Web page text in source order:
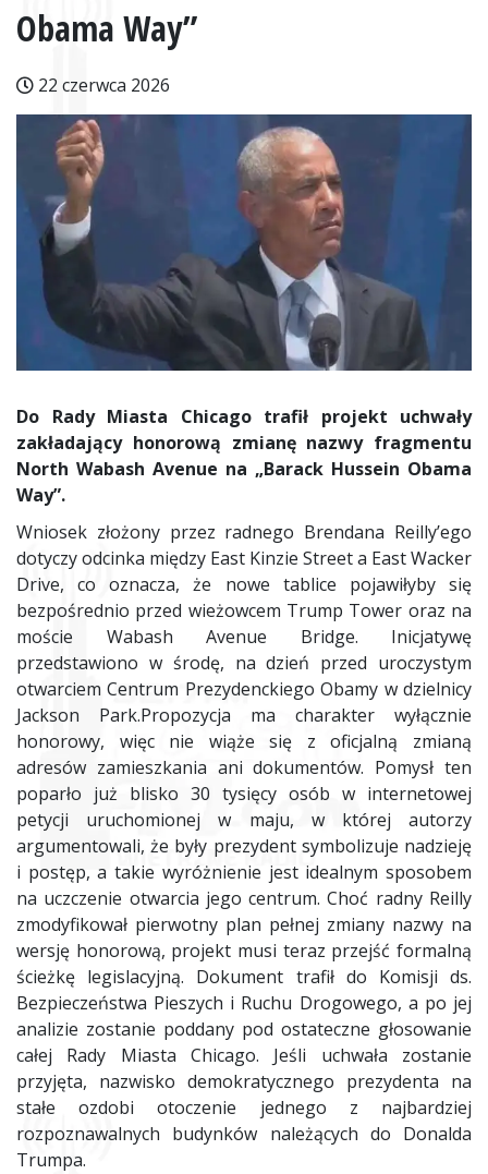
Obama Way”
22 czerwca 2026
Do Rady Miasta Chicago trafił projekt uchwały
zakładający honorową zmianę nazwy fragmentu
North Wabash Avenue na „Barack Hussein Obama
Way”.
Wniosek złożony przez radnego Brendana Reilly’ego
dotyczy odcinka między East Kinzie Street a East Wacker
Drive, co oznacza, że nowe tablice pojawiłyby się
bezpośrednio przed wieżowcem Trump Tower oraz na
moście Wabash Avenue Bridge. Inicjatywę
przedstawiono w środę, na dzień przed uroczystym
otwarciem Centrum Prezydenckiego Obamy w dzielnicy
Jackson Park.Propozycja ma charakter wyłącznie
honorowy, więc nie wiąże się z oficjalną zmianą
adresów zamieszkania ani dokumentów. Pomysł ten
poparło już blisko 30 tysięcy osób w internetowej
petycji uruchomionej w maju, w której autorzy
argumentowali, że były prezydent symbolizuje nadzieję
i postęp, a takie wyróżnienie jest idealnym sposobem
na uczczenie otwarcia jego centrum. Choć radny Reilly
zmodyfikował pierwotny plan pełnej zmiany nazwy na
wersję honorową, projekt musi teraz przejść formalną
ścieżkę legislacyjną. Dokument trafił do Komisji ds.
Bezpieczeństwa Pieszych i Ruchu Drogowego, a po jej
analizie zostanie poddany pod ostateczne głosowanie
całej Rady Miasta Chicago. Jeśli uchwała zostanie
przyjęta, nazwisko demokratycznego prezydenta na
stałe ozdobi otoczenie jednego z najbardziej
rozpoznawalnych budynków należących do Donalda
Trumpa.